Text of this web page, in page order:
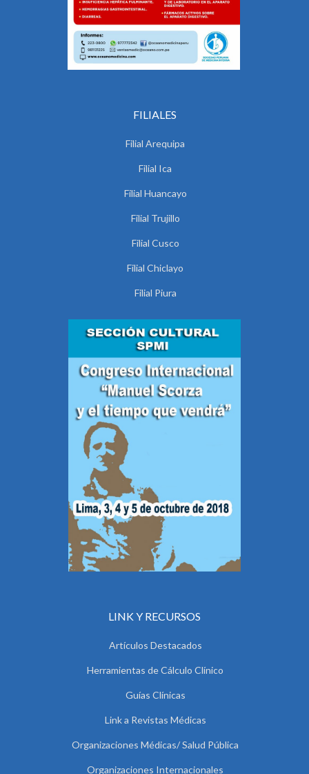
FILIALES
Filial Arequipa
Filial Ica
Filial Huancayo
Filial Trujillo
Filial Cusco
Filial Chiclayo
Filial Piura
LINK Y RECURSOS
Artículos Destacados
Herramientas de Cálculo Clínico
Guías Clínicas
Link a Revistas Médicas
Organizaciones Médicas/ Salud Pública
Organizaciones Internacionales